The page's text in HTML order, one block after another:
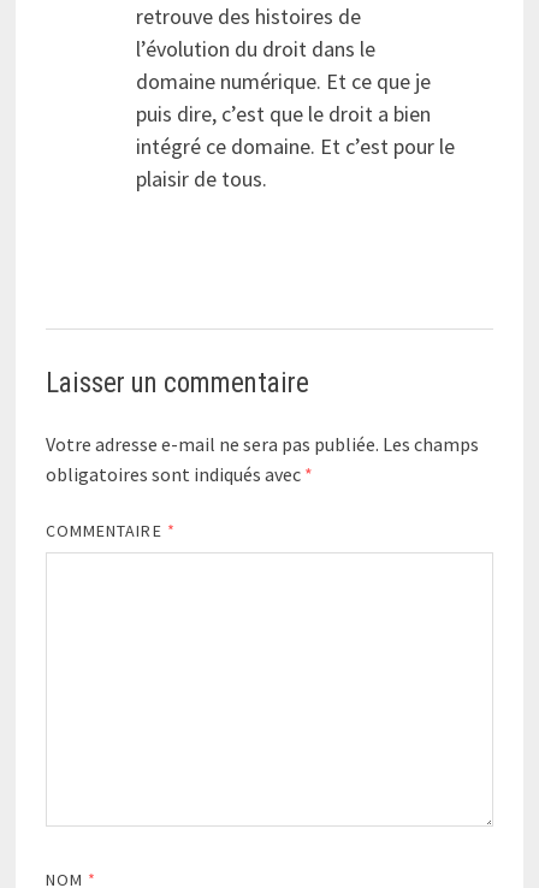
retrouve des histoires de
l’évolution du droit dans le
domaine numérique. Et ce que je
puis dire, c’est que le droit a bien
intégré ce domaine. Et c’est pour le
plaisir de tous.
Laisser un commentaire
Votre adresse e-mail ne sera pas publiée. Les champs
obligatoires sont indiqués avec *
COMMENTAIRE *
NOM *